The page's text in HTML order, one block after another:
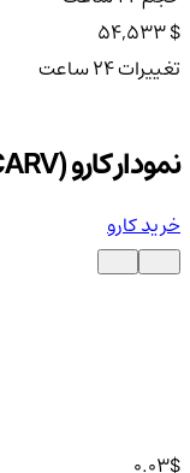
$ 54,533
تغییرات ۲۴ ساعت
نمودار کارو (CARV)
خرید کارو
0.03$